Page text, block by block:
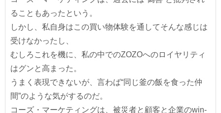
ることもあったという。
しかし、私自身はこの買い物体験を通してそんな感じは
受けなかったし、
むしろこれを機に、私の中でのZOZOへのロイヤリティ
はグンと高まった。
うまく表現できないが、言わば“同じ釜の飯を食った仲
間”のような気がするのだ。
コーズ・マーケティングは、被災者と顧客と企業のwin-